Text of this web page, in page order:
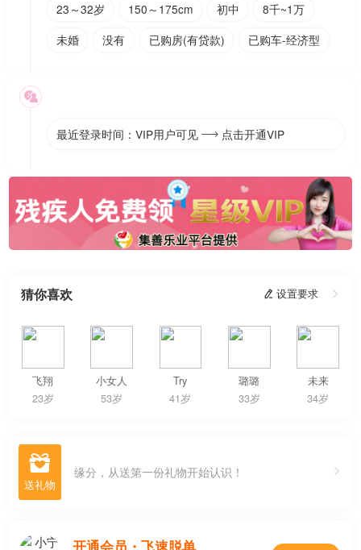
23～32岁 150～175cm 初中
8千~1万
未婚
没有 已购房(有贷款) 已购车-经济型

最近登录时间：VIP用户可见  点击开通VIP
猜你喜欢  设置要求 
飞翔
23岁
小女人
53岁
Try
41岁
璐璐
33岁
未来
34岁
 缘分，从送第一份礼物开始认识！